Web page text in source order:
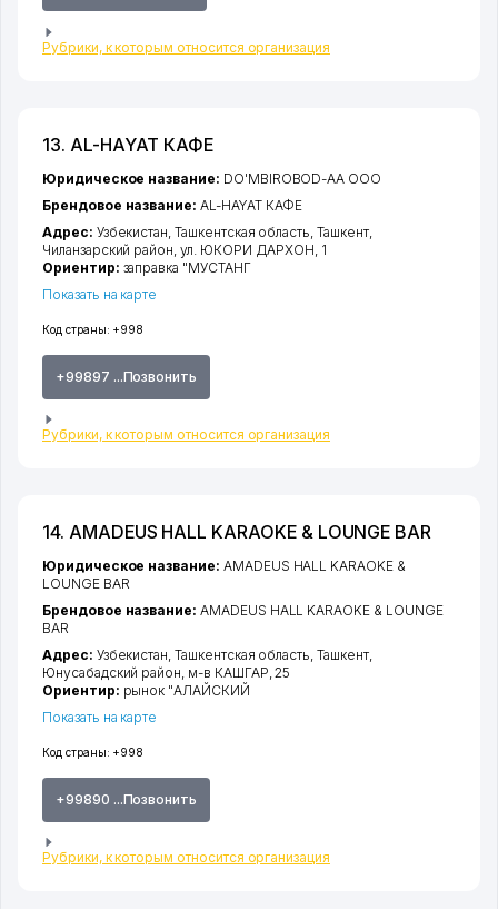
Рубрики, к которым относится организация
13. AL-HAYAT КАФЕ
Код страны: +998
+99897 ...Позвонить
Рубрики, к которым относится организация
Юридическое название: DO'MBIROBOD-AA ООО
Брендовое название: AL-HAYAT КАФЕ
Адрес: Узбекистан,Ташкентская область ,Ташкент,
Чиланзарский район ,ул. ЮКОРИ ДАРХОН , 1
Ориентир: заправка "МУСТАНГ
Показать на карте
14. AMADEUS HALL KARAOKE & LOUNGE BAR
Код страны: +998
+99890 ...Позвонить
Рубрики, к которым относится организация
Юридическое название: AMADEUS HALL KARAOKE &
LOUNGE BAR
Брендовое название: AMADEUS HALL KARAOKE & LOUNGE
BAR
Адрес: Узбекистан,Ташкентская область ,Ташкент,
Юнусабадский район м-в КАШГАР , 25
Ориентир: рынок "АЛАЙСКИЙ
Показать на карте